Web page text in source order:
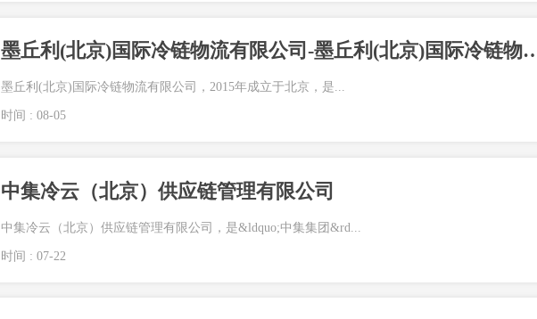
墨丘利(北京)国际冷链物流有限公司-墨丘
墨丘利(北京)国际冷链物流有限公司，2015年成立于北京，是...
时间 : 08-05
中集冷云（北京）供应链管理有限公司
中集冷云（北京）供应链管理有限公司，是&ldquo;中集集团&rd...
时间 : 07-22